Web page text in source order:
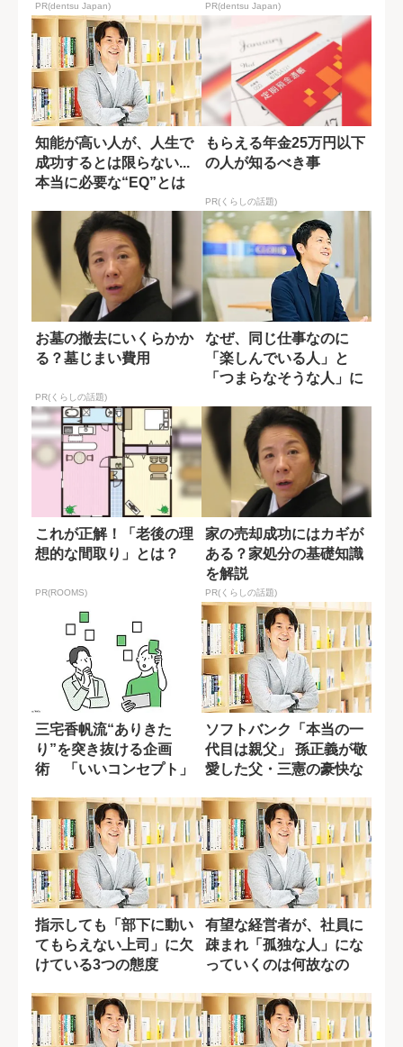
PR(dentsu Japan) PR(dentsu Japan)
知能が高い人が、人生で
成功するとは限らない...
本当に必要な“EQ”とは
もらえる年金25万円以下
の人が知るべき事
PR(くらしの話題)
お墓の撤去にいくらかか
る？墓じまい費用
PR(くらしの話題)
なぜ、同じ仕事なのに
「楽しんでいる人」と
「つまらなそうな人」に
これが正解！「老後の理
想的な間取り」とは？
PR(ROOMS)
家の売却成功にはカギが
ある？家処分の基礎知識
を解説
PR(くらしの話題)
三宅香帆流“ありきた
り”を突き抜ける企画
術 「いいコンセプト」
ソフトバンク「本当の一
代目は親父」 孫正義が敬
愛した父・三憲の豪快な
指示しても「部下に動い
てもらえない上司」に欠
けている3つの態度
有望な経営者が、社員に
疎まれ「孤独な人」にな
っていくのは何故なの